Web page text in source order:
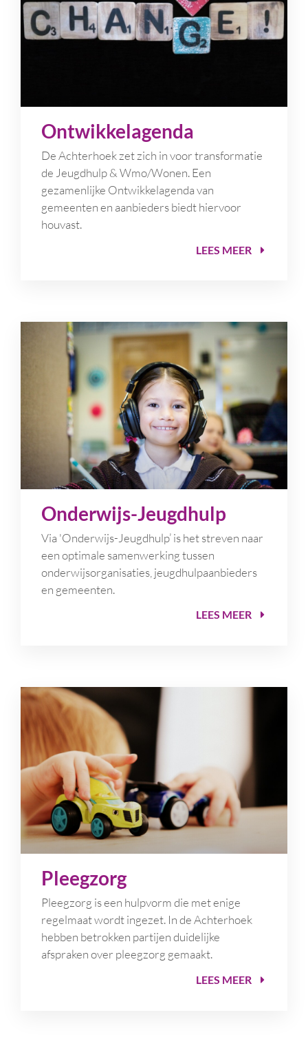
Ontwikkelagenda
De Achterhoek zet zich in voor transformatie
de Jeugdhulp & Wmo/Wonen. Een
gezamenlijke Ontwikkelagenda van
gemeenten en aanbieders biedt hiervoor
houvast.
LEES MEER
Onderwijs-Jeugdhulp
Via 'Onderwijs-Jeugdhulp’ is het streven naar
een optimale samenwerking tussen
onderwijsorganisaties, jeugdhulpaanbieders
en gemeenten.
LEES MEER
Pleegzorg
Pleegzorg is een hulpvorm die met enige
regelmaat wordt ingezet. In de Achterhoek
hebben betrokken partijen duidelijke
afspraken over pleegzorg gemaakt.
LEES MEER